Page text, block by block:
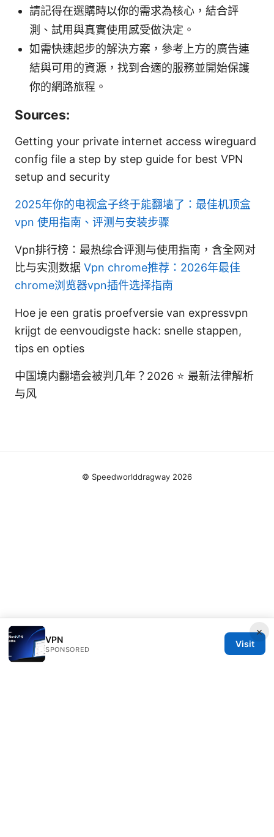
請記得在選購時以你的需求為核心，結合評
測、試用與真實使用感受做決定。
如需快速起步的解決方案，參考上方的廣告連
結與可用的資源，找到合適的服務並開始保護
你的網路旅程。
Sources:
Getting your private internet access wireguard
config file a step by step guide for best VPN
setup and security
2025年你的电视盒子终于能翻墙了：最佳机顶盒
vpn 使用指南、评测与安装步骤
Vpn排行榜：最热综合评测与使用指南，含全网对
比与实测数据 Vpn chrome推荐：2026年最佳
chrome浏览器vpn插件选择指南
Hoe je een gratis proefversie van expressvpn
krijgt de eenvoudigste hack: snelle stappen,
tips en opties
中国境内翻墙会被判几年？2026 ⭐ 最新法律解析
与风
×
VPN
SPONSORED
Visit
© Speedworlddragway 2026